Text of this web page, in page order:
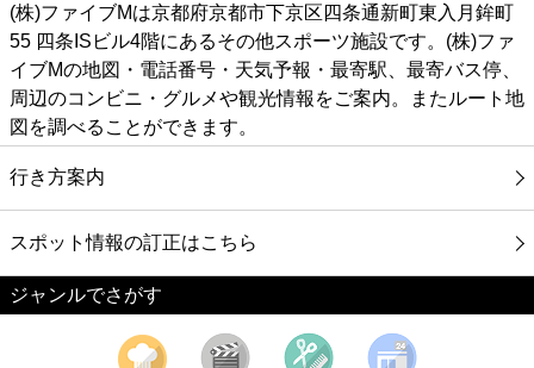
(株)ファイブMは京都府京都市下京区四条通新町東入月鉾町
55 四条ISビル4階にあるその他スポーツ施設です。(株)ファ
イブMの地図・電話番号・天気予報・最寄駅、最寄バス停、
周辺のコンビニ・グルメや観光情報をご案内。またルート地
図を調べることができます。
行き方案内
スポット情報の訂正はこちら
ジャンルでさがす